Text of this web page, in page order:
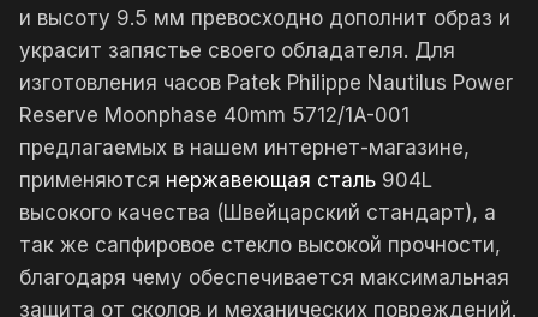
и высоту 9.5 мм превосходно дополнит образ и
украсит запястье своего обладателя. Для
изготовления часов Patek Philippe Nautilus Power
Reserve Moonphase 40mm 5712/1A-001
предлагаемых в нашем интернет-магазине,
применяются нержавеющая сталь 904L
высокого качества (Швейцарский стандарт), а
так же сапфировое стекло высокой прочности,
благодаря чему обеспечивается максимальная
защита от сколов и механических повреждений.